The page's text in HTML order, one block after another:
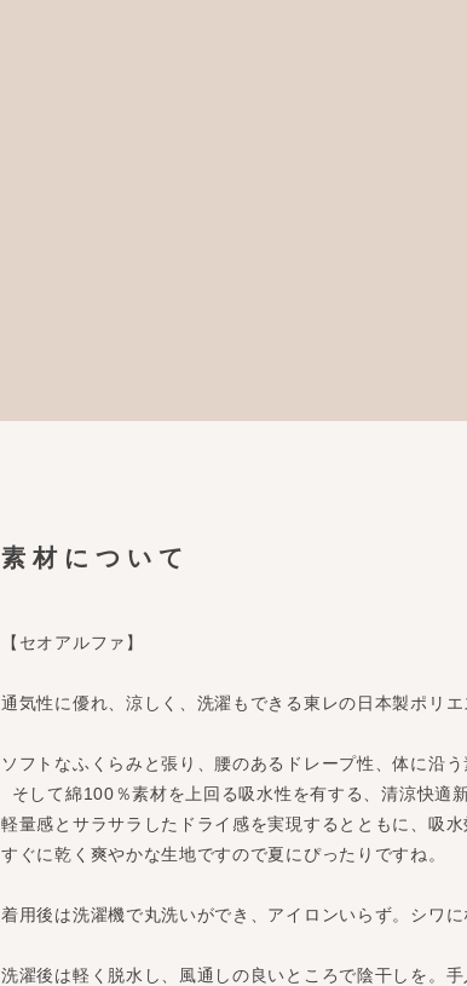
素材について
【セオアルファ】
通気性に優れ、涼しく、洗濯もできる東レの日本製ポリ
ソフトなふくらみと張り、腰のあるドレープ性、体に沿
そして綿100％素材を上回る吸水性を有する、清涼快適新
軽量感とサラサラしたドライ感を実現するとともに、吸水
すぐに乾く爽やかな生地ですので夏にぴったりですね。
着用後は洗濯機で丸洗いができ、アイロンいらず。シワ
洗濯後は軽く脱水し、風通しの良いところで陰干しを。